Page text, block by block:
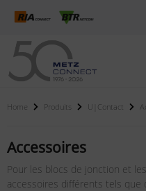
Home Produits U|Contact
Accessoires
Pour les blocs de jonction et
accessoires différents tels que